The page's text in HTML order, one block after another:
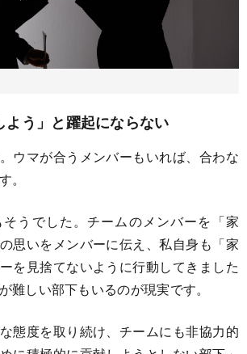
よう」と躍起にならない
ウマが合うメンバーもいれば、合わな
。
うでした。チームのメンバーを「家
思いをメンバーに伝え、私自身も「家
を見捨てないように行動してきました
難しい部下もいるのが現実です。
態度を取り続け、チームにも非協力的